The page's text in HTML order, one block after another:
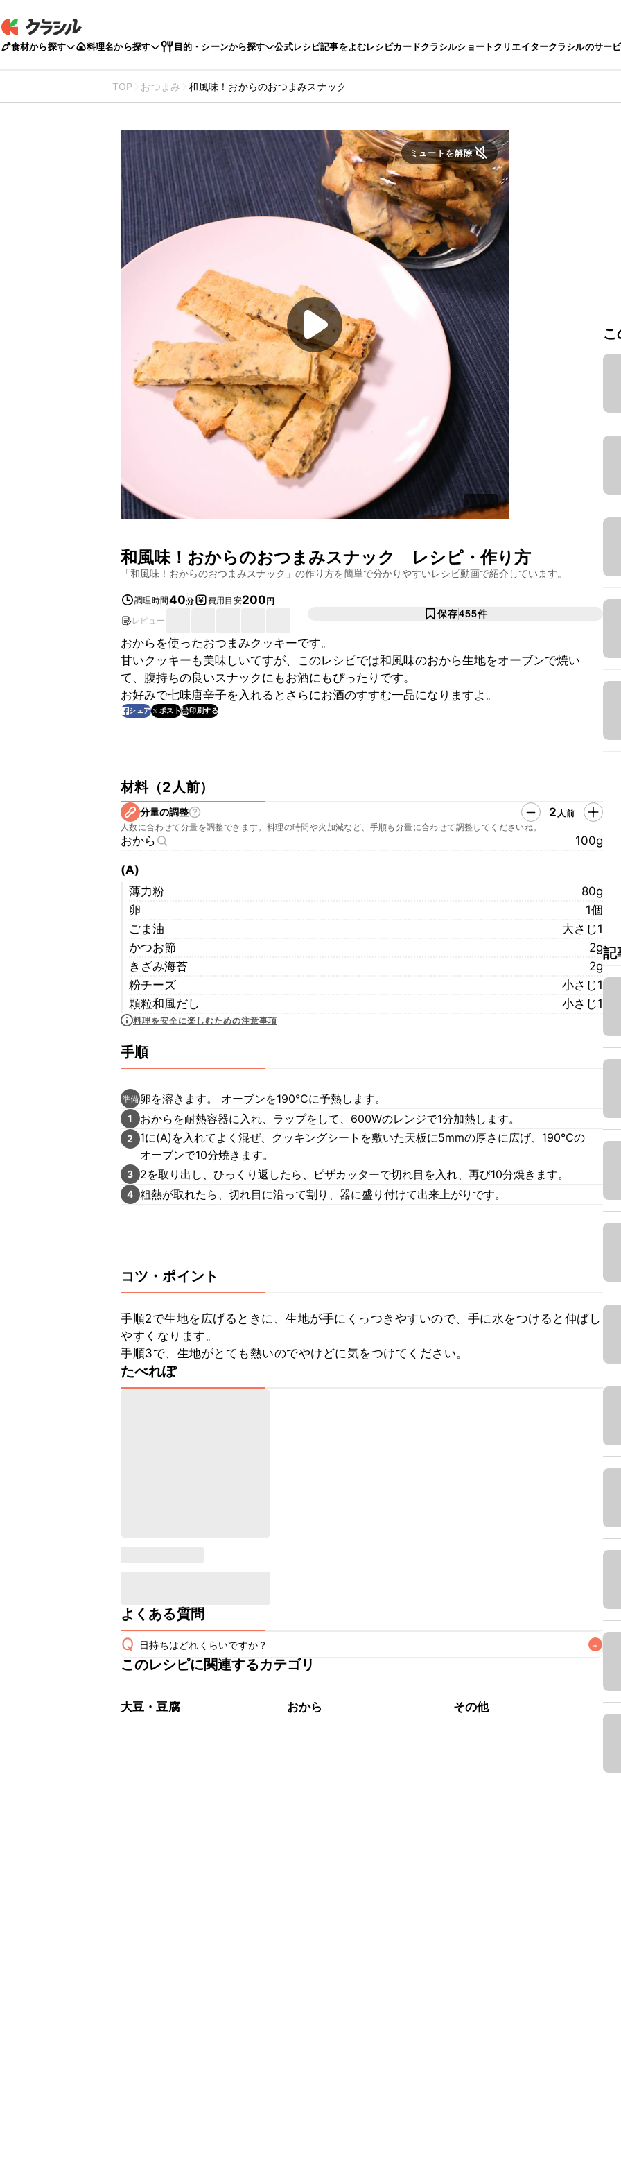
食材から探す 料理名から探す 目的・シーンから探す 公式レシピ記事をよむレシピカードクラシルショートクリエイタークラシルのサー
TOP おつまみ 和風味！おからのおつまみスナック
ミュートを解除
和風味！おからのおつまみスナック レシピ・作り方
「和風味！おからのおつまみスナック 」の作り方を簡単で分かりやすいレシピ動画で紹介しています。
調理時間40分 費用目安200円
レビュー
保存455件
おからを使ったおつまみクッキーです。
甘いクッキーも美味しいてすが、このレシピでは和風味のおから生地をオーブンで焼い
て、腹持ちの良いスナックにもお酒にもぴったりです。
お好みで七味唐辛子を入れるとさらにお酒のすすむ一品になりますよ。
シェア ポスト 印刷する
材料（2人前）
分量の調整 2 人前
人数に合わせて分量を調整できます。料理の時間や火加減など、手順も分量に合わせて調整してくださいね。
おから 100g
(A)
薄力粉
80g
卵
1個
ごま油
大さじ1
かつお節
2g
きざみ海苔
2g
粉チーズ
小さじ1
顆粒和風だし
小さじ1
料理を安全に楽しむための注意事項
手順
準備 卵を溶きます。 オーブンを190℃に予熱します。
1 おからを耐熱容器に入れ、ラップをして、600Wのレンジで1分加熱します。
2
1に(A)を入れてよく混ぜ、クッキングシートを敷いた天板に5mmの厚さに広げ、190℃の
オーブンで10分焼きます。
3 2を取り出し、ひっくり返したら、ピザカッターで切れ目を入れ、再び10分焼きます。
4 粗熱が取れたら、切れ目に沿って割り、器に盛り付けて出来上がりです。
コツ・ポイント
手順2で生地を広げるときに、生地が手にくっつきやすいので、手に水をつけると伸ばし
やすくなります。
手順3で、生地がとても熱いのでやけどに気をつけてください。
たべれぽ
よくある質問
Q 日持ちはどれくらいですか？ +
保存期間は冷蔵で翌日中が目安です。なるべくお早めにお召し上がりください。
※日持ちは目安です。
このレシピに関連するカテゴリ
大豆・豆腐 おから その他
記